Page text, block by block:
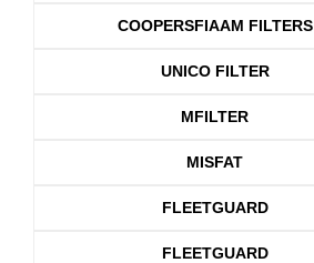
COOPERSFIAAM FILTERS
UNICO FILTER
MFILTER
MISFAT
FLEETGUARD
FLEETGUARD